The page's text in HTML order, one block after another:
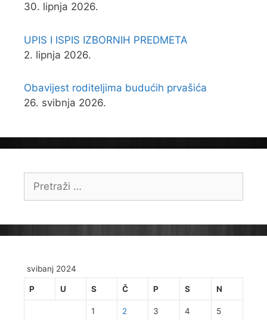
30. lipnja 2026.
UPIS I ISPIS IZBORNIH PREDMETA
2. lipnja 2026.
Obavijest roditeljima budućih prvašića
26. svibnja 2026.
Pretraži:
svibanj 2024
P U S Č P S N
1 2 3 4 5